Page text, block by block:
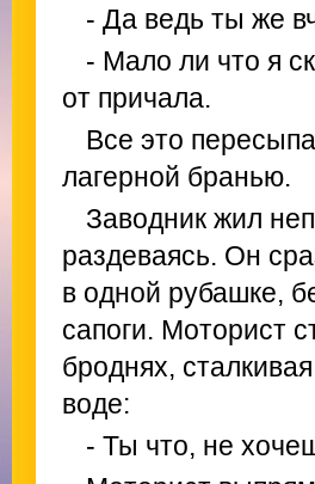
- Да ведь ты же
- Мало ли что я
от причала.
Все это
лагерной бранью.
Заводник жил
раздеваясь. Он
в одной рубашке,
сапоги. Моторист
броднях,
воде:
- Ты что, не